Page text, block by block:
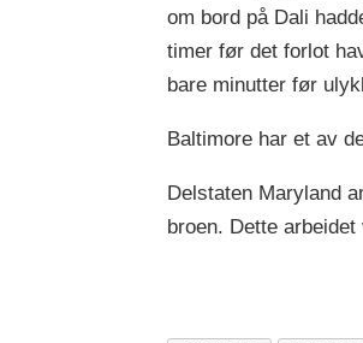
om bord på Dali
timer før det forlot
bare minutter før
Baltimore har et av
Delstaten Maryland
broen. Dette